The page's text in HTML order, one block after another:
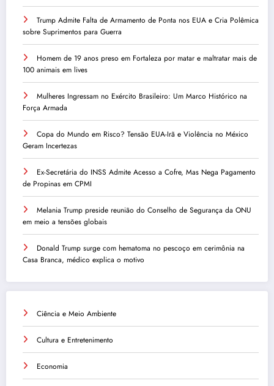
Trump Admite Falta de Armamento de Ponta nos EUA e Cria Polêmica
sobre Suprimentos para Guerra
Homem de 19 anos preso em Fortaleza por matar e maltratar mais de
100 animais em lives
Mulheres Ingressam no Exército Brasileiro: Um Marco Histórico na
Força Armada
Copa do Mundo em Risco? Tensão EUA-Irã e Violência no México
Geram Incertezas
Ex-Secretária do INSS Admite Acesso a Cofre, Mas Nega Pagamento
de Propinas em CPMI
Melania Trump preside reunião do Conselho de Segurança da ONU
em meio a tensões globais
Donald Trump surge com hematoma no pescoço em cerimônia na
Casa Branca, médico explica o motivo
Ciência e Meio Ambiente
Cultura e Entretenimento
Economia